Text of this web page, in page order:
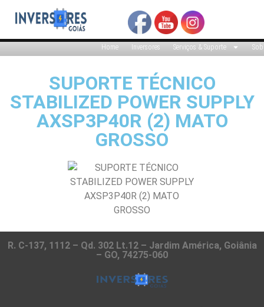
Home Inversores Serviços & Suporte
SUPORTE TÉCNICO
STABILIZED POWER SUPPLY
AXSP3P40R (2) MATO
GROSSO
R. C-137, 1112 – Qd. 302 Lt.12 – Jardim América, Goiânia
– GO, 74275-060